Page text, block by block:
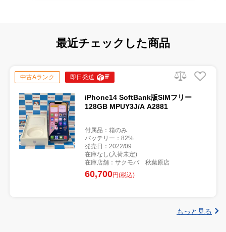
最近チェックした商品
中古Aランク 即日発送
iPhone14 SoftBank版SIMフリー
128GB MPUY3J/A A2881
付属品：箱のみ
バッテリー：82%
発売日：2022/09
在庫なし(入荷未定)
在庫店舗：サクモバ 秋葉原店
60,700円(税込)
もっと見る